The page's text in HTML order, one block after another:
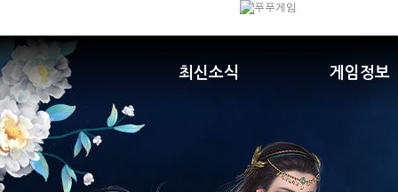
최신소식 게임정보